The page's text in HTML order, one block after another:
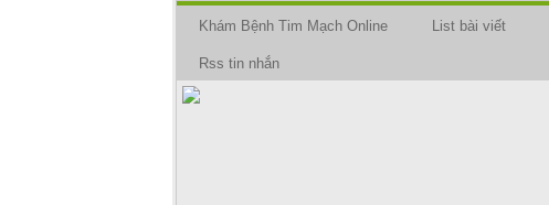
Khám Bệnh Tim Mạch Online List bài viết
Rss tin nhắn